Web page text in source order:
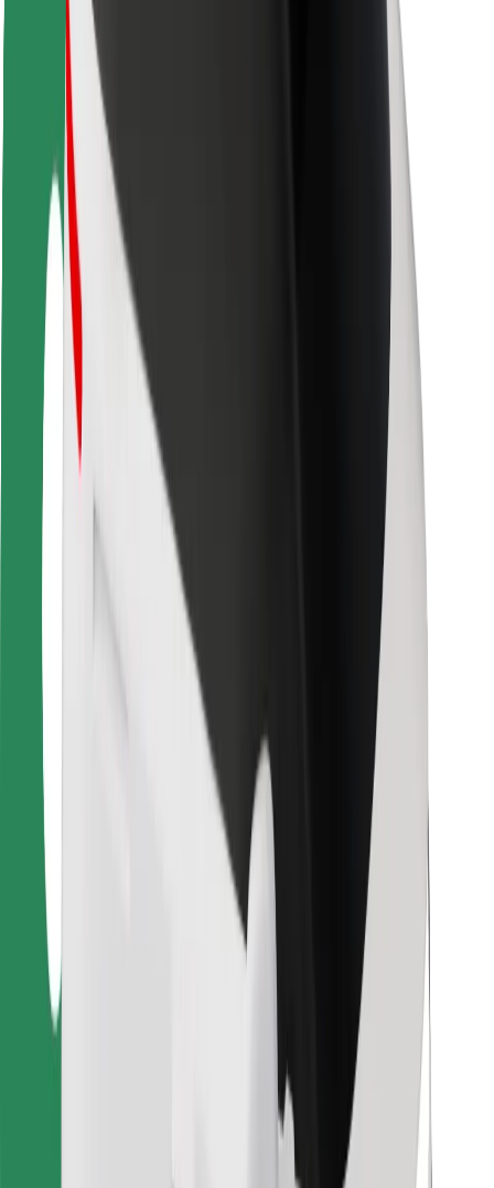
Ασφάλεια
Ασφάλεια επιβάτη
Ασφάλεια οδηγών
Ασφάλεια σκούτερ
Εργαστήριο ασφάλειας
Πόλεις
Τοποθεσίες
Λύσεις για την πόλη
Αεροδρόμια
Bolt Αποβάθρες Φόρτισης
Υποστήριξη
Για επιβάτες
Για τους οδηγούς
Για μεταφορείς
Για ιδιοκτήτες στόλου οχημάτων
Για εστιατόρια
Bolt for Business
Όροι & Προϋποθέσεις
Βρείτε το αγαπημένο σας φαγητό!
Κατεβάστε την εφαρμογή Bolt Food